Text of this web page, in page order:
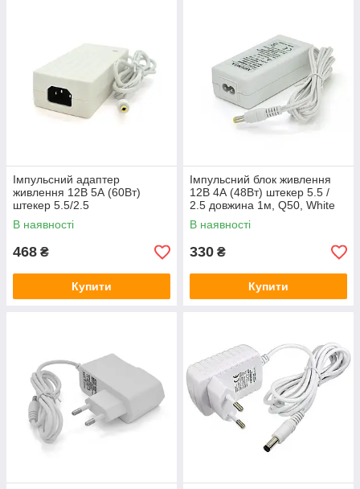
Імпульсний адаптер
живлення 12В 5А (60Вт)
штекер 5.5/2.5
В наявності
468 ₴
Купити
Імпульсний блок живлення
12В 4А (48Вт) штекер 5.5 /
2.5 довжина 1м, Q50, White
В наявності
330 ₴
Купити